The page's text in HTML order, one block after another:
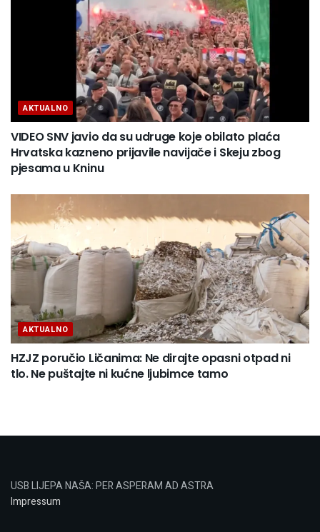
AKTUALNO
VIDEO SNV javio da su udruge koje obilato plaća
Hrvatska kazneno prijavile navijače i Skeju zbog
pjesama u Kninu
AKTUALNO
HZJZ poručio Ličanima: Ne dirajte opasni otpad ni
tlo. Ne puštajte ni kućne ljubimce tamo
USB LIJEPA NAŠA: PER ASPERAM AD ASTRA
Impressum